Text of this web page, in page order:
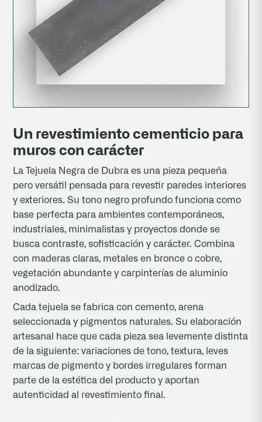
Un revestimiento cementicio para
muros con carácter
La Tejuela Negra de Dubra es una pieza pequeña
pero versátil pensada para revestir paredes interiores
y exteriores. Su tono negro profundo funciona como
base perfecta para ambientes contemporáneos,
industriales, minimalistas y proyectos donde se
busca contraste, sofisticación y carácter. Combina
con maderas claras, metales en bronce o cobre,
vegetación abundante y carpinterías de aluminio
anodizado.
Cada tejuela se fabrica con cemento, arena
seleccionada y pigmentos naturales. Su elaboración
artesanal hace que cada pieza sea levemente distinta
de la siguiente: variaciones de tono, textura, leves
marcas de pigmento y bordes irregulares forman
parte de la estética del producto y aportan
autenticidad al revestimiento final.